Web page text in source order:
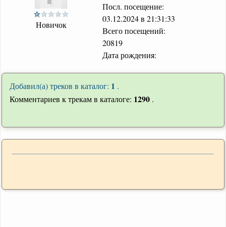
Новичок
Посл. посещение:
03.12.2024 в 21:31:33
Всего посещений:
20819
Дата рождения:
Добавил(а) треков в каталог: 1 .
Комментариев к трекам в каталоге: 1290 .